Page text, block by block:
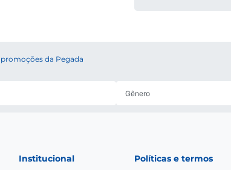
da Pegada
Institucional Políticas e termos